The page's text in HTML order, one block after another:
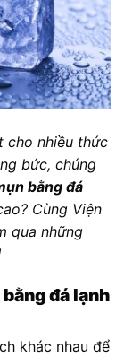
cho nhiều thức
bức, chúng
bằng đá
Cùng Viện
qua những
đá lạnh
khác nhau để